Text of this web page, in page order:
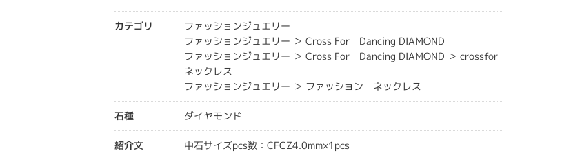
カテゴリ
ファッションジュエリー
ファッションジュエリー ＞ Cross For Dancing DIAMOND
ファッションジュエリー ＞ Cross For Dancing DIAMOND ＞ crossfor
ネックレス
ファッションジュエリー ＞ ファッション ネックレス
石種 ダイヤモンド
紹介文
中石サイズpcs数：CFCZ4.0mm×1pcs